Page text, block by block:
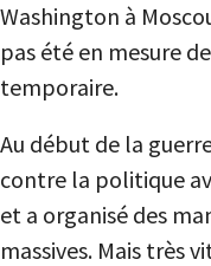
Washington à
pas été en mesure
temporaire.
Au début de la
contre la politique
et a organisé des
massives. Mais très